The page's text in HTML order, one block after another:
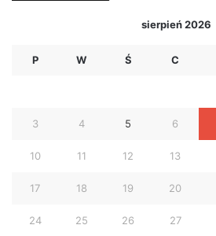
sierpień 2026
P W Ś C
3 4 5 6
10 11 12 13
17 18 19 20
24 25 26 27